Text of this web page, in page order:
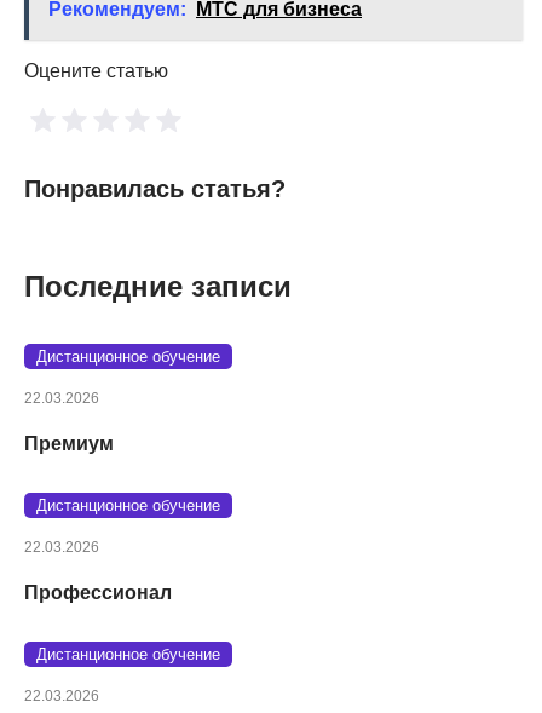
Рекомендуем: МТС для бизнеса
Оцените статью
Понравилась статья?
Последние записи
Дистанционное обучение
22.03.2026
Премиум
Дистанционное обучение
22.03.2026
Профессионал
Дистанционное обучение
22.03.2026